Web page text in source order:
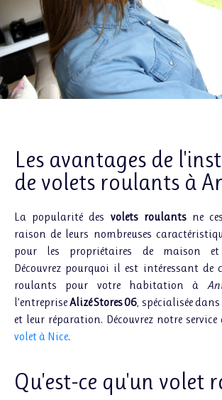
Les avantages de
de volets roulants à
La popularité des volets roulantsne
raison de leurs nombreuses
pour les propriétaires de maison et
Découvrez pourquoi il est intéressant de
roulants pour votre habitation à
l’entrepriseAlizé Stores 06, spécialisée
et leur réparation. Découvrez notre service
volet à Nice.
Qu'est-ce qu'un volet